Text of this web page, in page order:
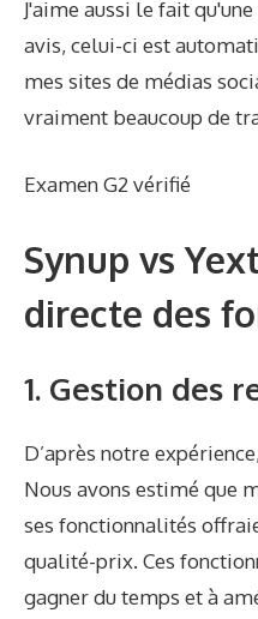
J'aime aussi le fait
avis, celui-ci est
mes sites de médias
vraiment beaucoup de
Examen G2 vérifié
Synup vs
directe des
1. Gestion des
D’après notre
Nous avons estimé que
ses fonctionnalités
qualité-prix. Ces
gagner du temps et à